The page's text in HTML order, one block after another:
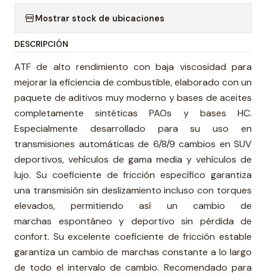
Mostrar stock de ubicaciones
DESCRIPCIÓN
ATF de alto rendimiento con baja viscosidad para
mejorar la eficiencia de combustible, elaborado con un
paquete de aditivos muy moderno y bases de aceites
completamente sintéticas PAOs y bases HC.
Especialmente desarrollado para su uso en
transmisiones automáticas de 6/8/9 cambios en SUV
deportivos, vehículos de gama media y vehículos de
lujo. Su coeficiente de fricción específico garantiza
una transmisión sin deslizamiento incluso con torques
elevados, permitiendo así un cambio de
marchas espontáneo y deportivo sin pérdida de
confort. Su excelente coeficiente de fricción estable
garantiza un cambio de marchas constante a lo largo
de todo el intervalo de cambio. Recomendado para